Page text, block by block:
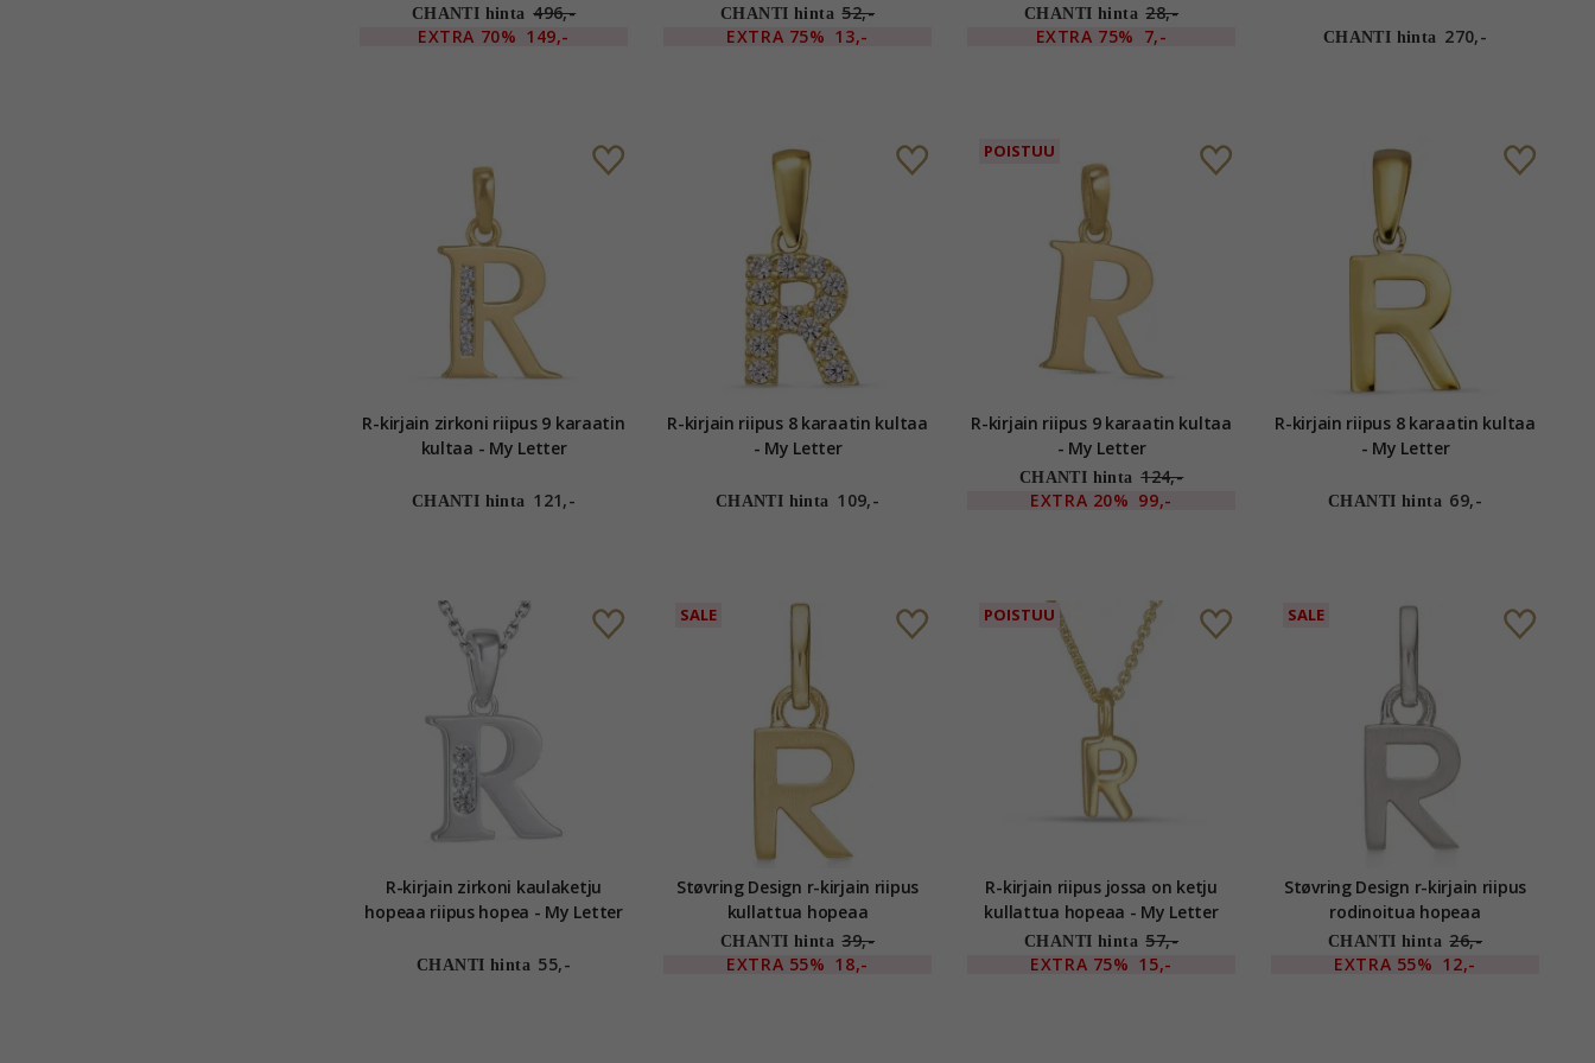
CHANTI hinta 496,-
EXTRA 70% 149,-
My Letter
CHANTI hinta 52,-
EXTRA 75% 13,-
CHANTI hinta 28,-
EXTRA 75% 7,- CHANTI hinta 270,-
R-kirjain zirkoni riipus 9 karaatin
kultaa - My Letter
CHANTI hinta 121,-
R-kirjain riipus 8 karaatin kultaa
- My Letter
CHANTI hinta 109,-
POISTUU
R-kirjain riipus 9 karaatin kultaa
- My Letter
CHANTI hinta 124,-
EXTRA 20% 99,-
R-kirjain riipus 8 karaatin kultaa
- My Letter
CHANTI hinta 69,-
R-kirjain zirkoni kaulaketju
hopeaa riipus hopea - My Letter
CHANTI hinta 55,-
SALE
Støvring Design r-kirjain riipus
kullattua hopeaa
CHANTI hinta 39,-
EXTRA 55% 18,-
POISTUU
R-kirjain riipus jossa on ketju
kullattua hopeaa - My Letter
CHANTI hinta 57,-
EXTRA 75% 15,-
SALE
Støvring Design r-kirjain riipus
rodinoitua hopeaa
CHANTI hinta 26,-
EXTRA 55% 12,-